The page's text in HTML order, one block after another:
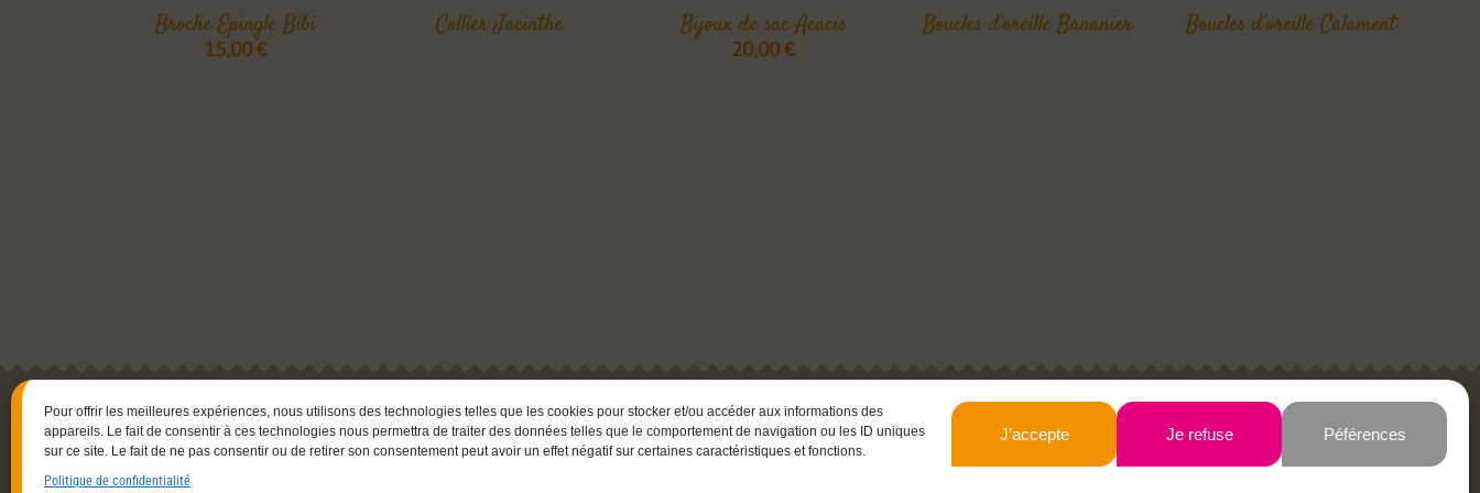
Pour offrir les meilleures expériences, nous utilisons des technologies telles que les cookies pour stocker et/ou accéder aux informations des
appareils. Le fait de consentir à ces technologies nous permettra de traiter des données telles que le comportement de navigation ou les ID uniques
sur ce site. Le fait de ne pas consentir ou de retirer son consentement peut avoir un effet négatif sur certaines caractéristiques et fonctions.
J’accepte Je refuse Péférences
Politique de confidentialité
Broche Epingle Bibi
15,00€
Collier Jacinthe Bijoux de sac Acacis
20,00€
Boucles d’oreille Bananier Boucles d’oreille Calament
Navigation Livraison avec Newsletter